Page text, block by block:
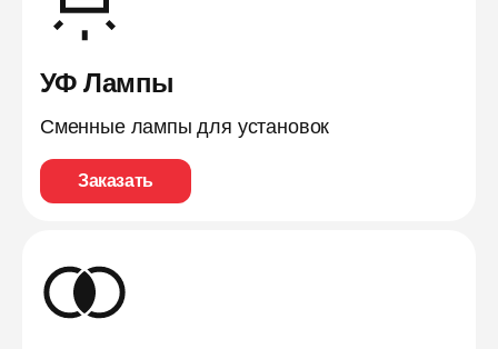
УФ Лампы
Сменные лампы для установок
Заказать